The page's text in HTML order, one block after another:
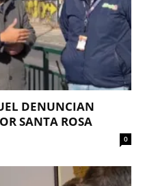
DENUNCIAN
SANTA ROSA
0